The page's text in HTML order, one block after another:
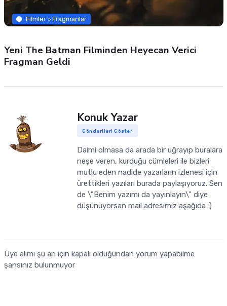
Filmler > Fragmanlar
Yeni The Batman Filminden Heyecan Verici
Fragman Geldi
Konuk Yazar
Gönderileri Göster
Daimi olmasa da arada bir uğrayıp buralara
neşe veren, kurduğu cümleleri ile bizleri
mutlu eden nadide yazarların izlenesi için
ürettikleri yazıları burada paylaşıyoruz. Sen
de \"Benim yazımı da yayınlayın\" diye
düşünüyorsan mail adresimiz aşağıda :)
Üye alımı şu an için kapalı olduğundan yorum yapabilme
şansınız bulunmuyor